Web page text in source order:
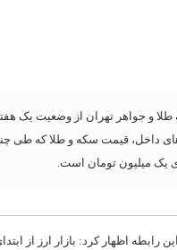
طلا و جواهر تهران از وضعیت یک
داخل، قیمت سکه و طلا که طی
یک میلیون تومان است.
رابطه اظهار کرد: بازار ارز از